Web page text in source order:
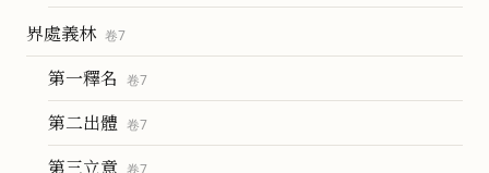
界處義林 卷7
第一釋名 卷7
第二出體 卷7
第三立意 卷7